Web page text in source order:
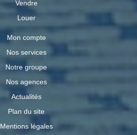
Vendre
Louer
Mon compte
Nos services
Notre groupe
Nos agences
Actualités
Plan du site
Mentions légales